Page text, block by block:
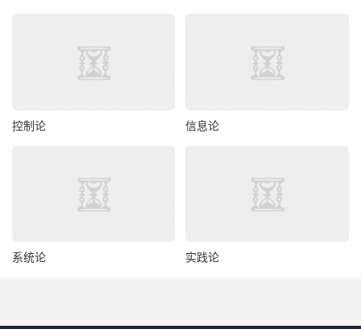
控制论 信息论
系统论 实践论